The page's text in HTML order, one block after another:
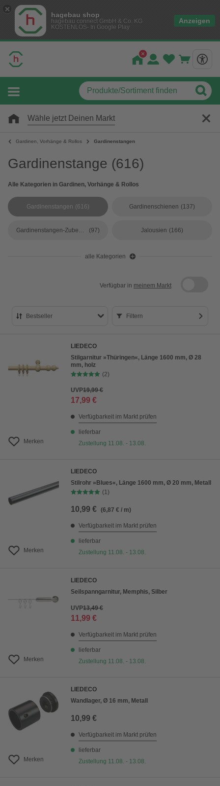
hagebau shop
hagebau connect GmbH & Co. KG
KOSTENLOS- In Google Play
Anzeigen
Wähle jetzt Deinen Markt
Gardinen, Vorhänge & Rollos Gardinenstangen
Gardinenstange (616)
Alle Kategorien in Gardinen, Vorhänge & Rollos
Gardinenstangen (616) Gardinenschienen (137)
Gardinenstangen-Zubehör (97) Jalousien (166)
alle Kategorien
Verfügbar in meinem Markt
Bestseller
Preis aufsteigend
Preis absteigend
Filtern
Merken
LIEDECO
Stilgarnitur »Thüringen«, Länge 1600 mm, Ø 28
mm, holz
(2)
UVP19,99 €
17,99 €
Verfügbarkeit im Markt prüfen
lieferbar
Zustellung 11.08. - 13.08.
Merken
LIEDECO
Stilrohr »Blues«, Länge 1600 mm, Ø 20 mm, Metall
(1)
10,99 € (6,87 € / m)
Verfügbarkeit im Markt prüfen
lieferbar
Zustellung 11.08. - 13.08.
Merken
LIEDECO
Seilspanngarnitur, Memphis, Silber
UVP13,49 €
11,99 €
Verfügbarkeit im Markt prüfen
lieferbar
Zustellung 11.08. - 13.08.
Merken
LIEDECO
Wandlager, Ø 16 mm, Metall
10,99 €
Verfügbarkeit im Markt prüfen
lieferbar
Zustellung 11.08. - 13.08.